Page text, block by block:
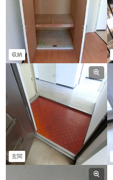
収納
玄関